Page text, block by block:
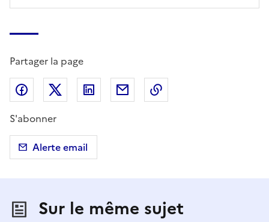
Partager la page
Partager sur Facebook
Partager sur X (anciennement Twitter)
Partager sur LinkedIn
Partager par email
S'abonner
Alerte email
Sur le même sujet